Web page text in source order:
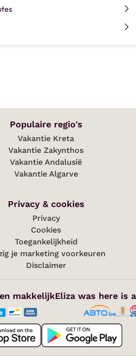
Populaire regio's
Vakantie Kreta
Vakantie Zakynthos
Vakantie Andalusië
Vakantie Algarve
Privacy & cookies
Privacy
Cookies
Toegankelijkheid
je marketing voorkeuren
Disclaimer
makkelijkEliza was here is